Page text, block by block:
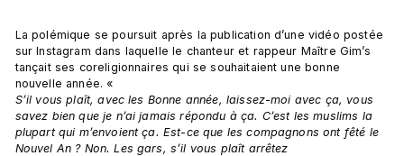
La polémique se poursuit après la publication d’une vidéo postée
sur Instagram dans laquelle le chanteur et rappeur Maître Gim’s
tançait ses coreligionnaires qui se souhaitaient une bonne
nouvelle année. «
S’il vous plaît, avec les Bonne année, laissez-moi avec ça, vous
savez bien que je n’ai jamais répondu à ça. C’est les muslims la
plupart qui m’envoient ça. Est-ce que les compagnons ont fêté le
Nouvel An ? Non. Les gars, s’il vous plaît arrêtez